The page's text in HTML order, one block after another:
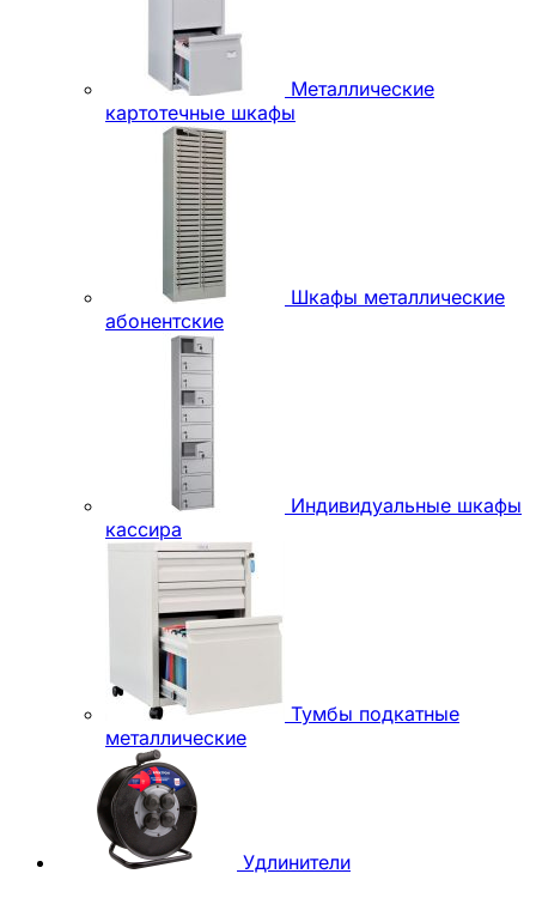
Металлические
картотечные шкафы
Шкафы металлические
абонентские
Индивидуальные шкафы
кассира
Тумбы подкатные
металлические
Удлинители